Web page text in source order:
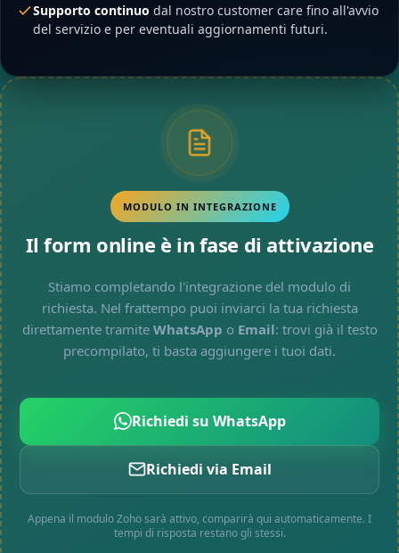
Supporto continuo dal nostro customer care fino all'avvio
del servizio e per eventuali aggiornamenti futuri.
MODULO IN INTEGRAZIONE
Il form online è in fase di attivazione
Stiamo completando l'integrazione del modulo di
richiesta. Nel frattempo puoi inviarci la tua richiesta
direttamente tramite WhatsApp o Email: trovi già il testo
precompilato, ti basta aggiungere i tuoi dati.
Richiedi su WhatsApp
Richiedi via Email
Appena il modulo Zoho sarà attivo, comparirà qui automaticamente. I
tempi di risposta restano gli stessi.